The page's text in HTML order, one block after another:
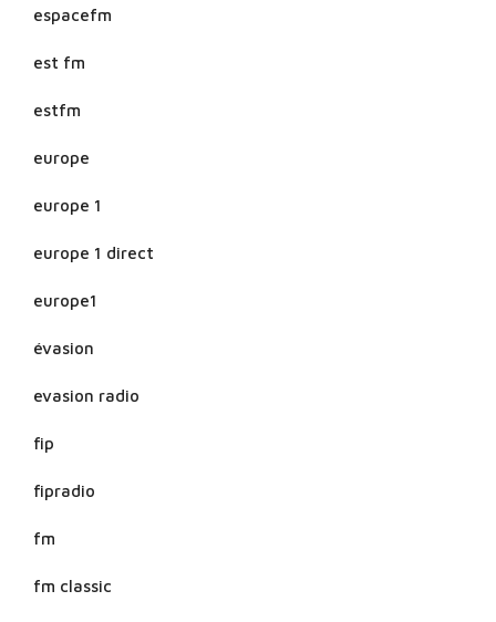
espacefm
est fm
estfm
europe
europe 1
europe 1 direct
europe1
évasion
evasion radio
fip
fipradio
fm
fm classic